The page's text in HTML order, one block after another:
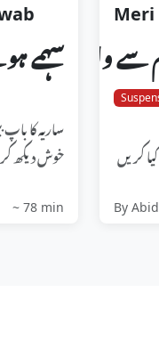
سہمے
ساریہ کا باپ
خوش دیکھ کر
~ 78 min
سے وابستہ ہے
کریں
By